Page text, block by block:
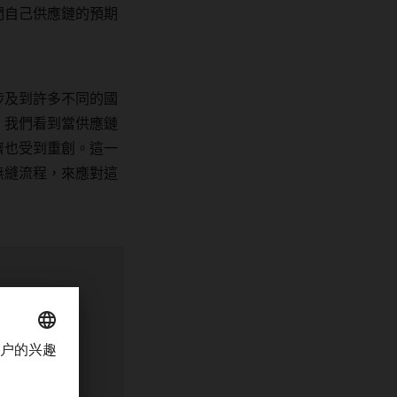
己供應鏈的預期
到許多不同的國
們看到當供應鏈
受到重創。這一
流程，來應對這